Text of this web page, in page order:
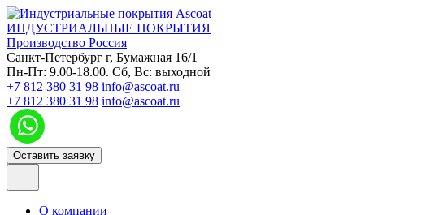
ИНДУСТРИАЛЬНЫЕ ПОКРЫТИЯ
Производство Россия
Санкт-Петербург г, Бумажная 16/1
Пн-Пт: 9.00-18.00. Сб, Вс: выходной
+7 812 380 31 98 info@ascoat.ru
+7 812 380 31 98 info@ascoat.ru
Оставить заявку
О компании